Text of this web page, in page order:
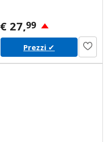
€ 27,99
Prezzi ✔